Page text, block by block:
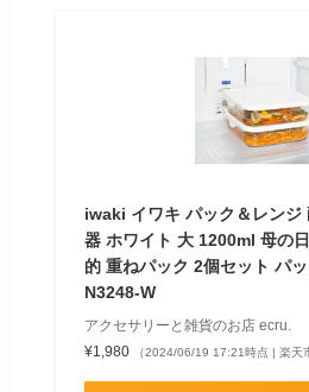
iwaki イワキ パック＆レンジ
器 ホワイト 大 1200ml 母の
的 重ねパック 2個セット パ
N3248-W
アクセサリーと雑貨のお店 ecru.
¥1,980
（2024/06/19 17:21時点 | 楽天